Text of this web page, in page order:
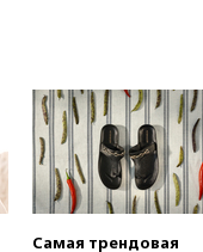
Самая трендовая